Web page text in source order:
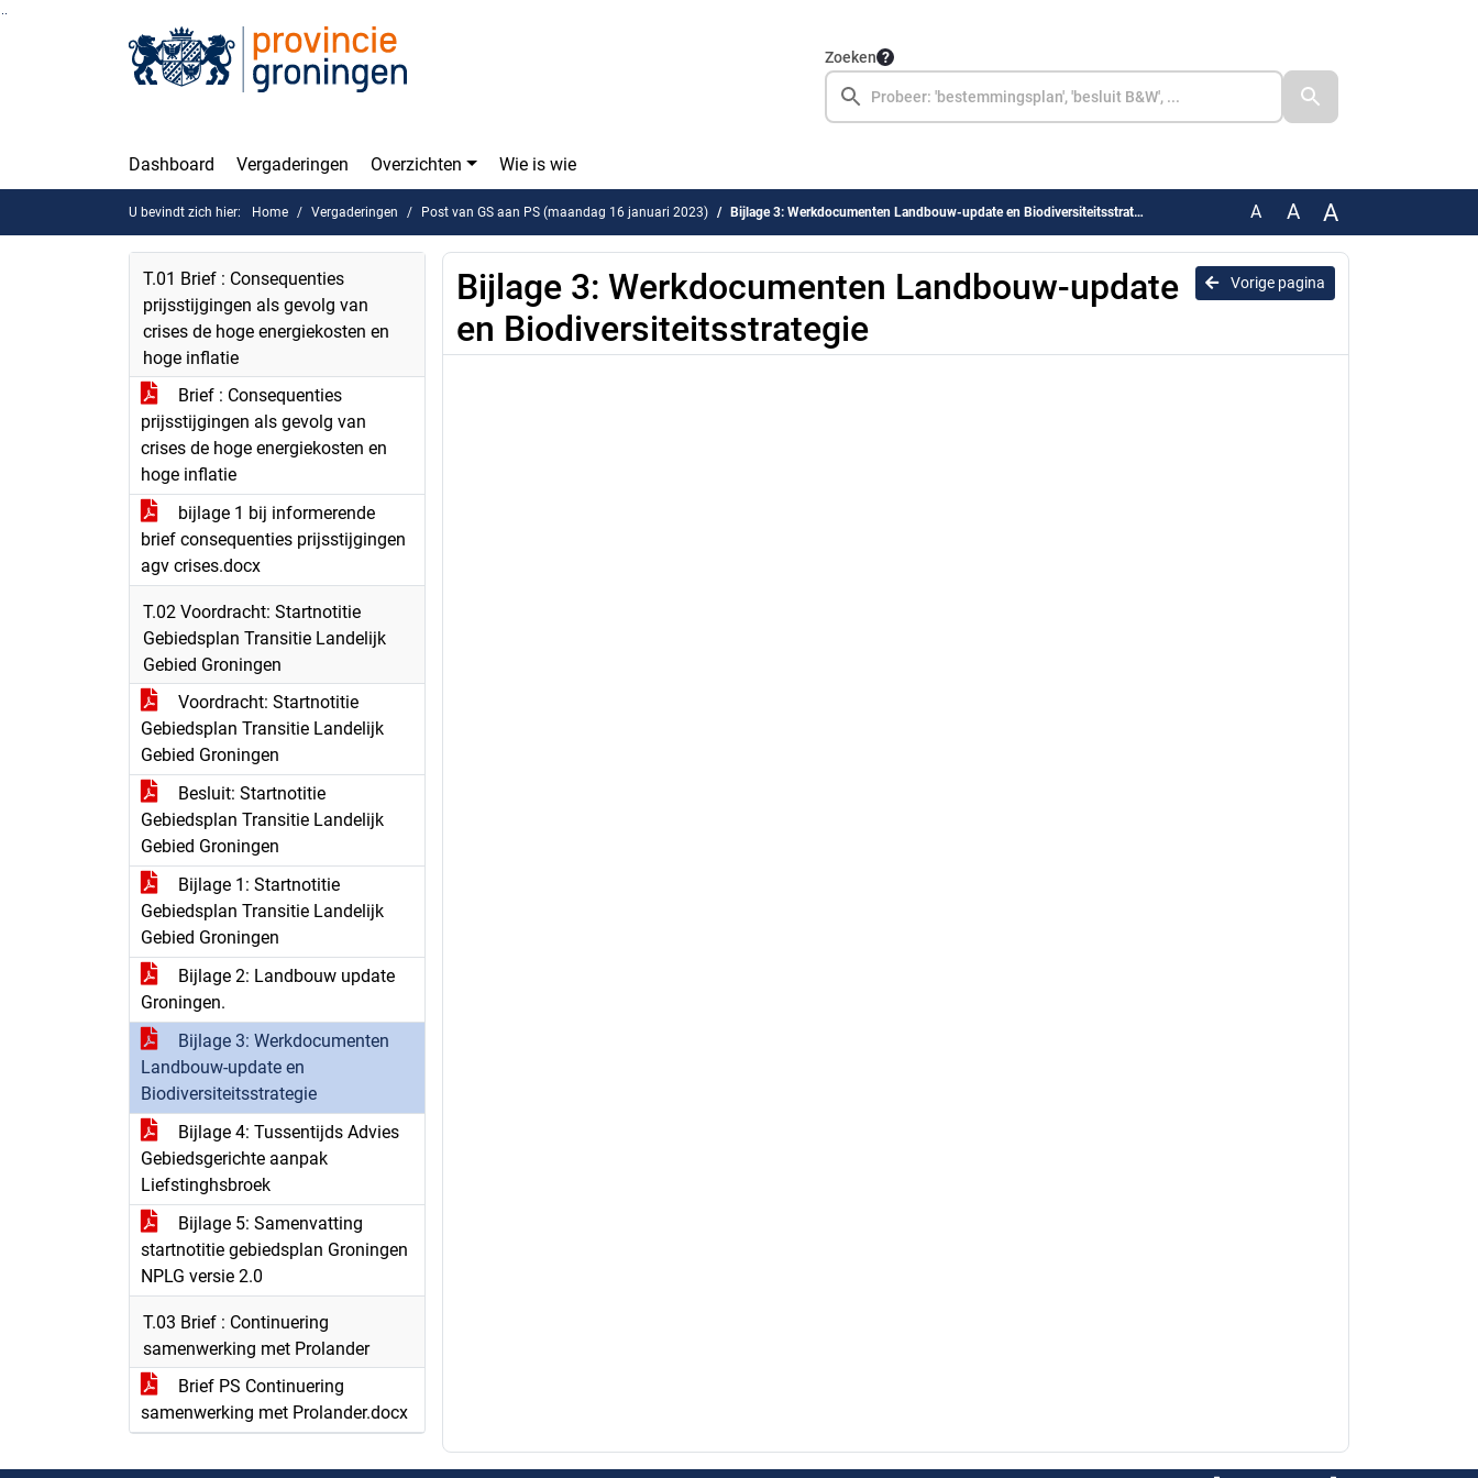
Ga naar de inhoud van deze pagina
Zoeken
Dashboard Vergaderingen Overzichten Wie is wie
U bevindt zich hier: Home Vergaderingen Post van GS aan PS (maandag 16 januari 2023) Bijlage 3: Werkdocumenten Landbouw-update en Biodiversiteitsstrategie A A A
T.01 Brief : Consequenties
prijsstijgingen als gevolg van
crises de hoge energiekosten en
hoge inflatie
Brief : Consequenties
prijsstijgingen als gevolg van
crises de hoge energiekosten en
hoge inflatie
bijlage 1 bij informerende
brief consequenties prijsstijgingen
agv crises.docx
T.02 Voordracht: Startnotitie
Gebiedsplan Transitie Landelijk
Gebied Groningen
Voordracht: Startnotitie
Gebiedsplan Transitie Landelijk
Gebied Groningen
Besluit: Startnotitie
Gebiedsplan Transitie Landelijk
Gebied Groningen
Bijlage 1: Startnotitie
Gebiedsplan Transitie Landelijk
Gebied Groningen
Bijlage 2: Landbouw update
Groningen.
Bijlage 3: Werkdocumenten
Landbouw-update en
Biodiversiteitsstrategie
Bijlage 4: Tussentijds Advies
Gebiedsgerichte aanpak
Liefstinghsbroek
Bijlage 5: Samenvatting
startnotitie gebiedsplan Groningen
NPLG versie 2.0
T.03 Brief : Continuering
samenwerking met Prolander
Brief PS Continuering
samenwerking met Prolander.docx
Vorige pagina
Bijlage 3: Werkdocumenten Landbouw-update
en Biodiversiteitsstrategie